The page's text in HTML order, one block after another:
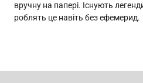
вручну на папері. Існують
роблять це навіть без ефемерид.